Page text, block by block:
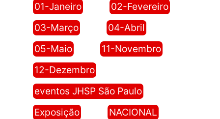
01-Janeiro
02-Fevereiro
03-Março
04-Abril
05-Maio
11-Novembro
12-Dezembro
eventos JHSP São Paulo
Exposição
NACIONAL